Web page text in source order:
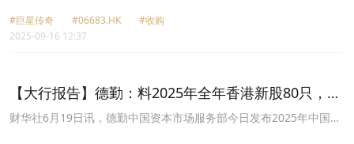
普通合伙)北京分所(转让人的管理人)订立一份股权收购协议，星创艺
同意附条件向转让人收购国家体育场有限责任公司(“目标公司”)约
人。于本公告日期，转让人的债权人已批准收购事项。目标公司主要
从事国家体育场项目的投融资、建设、运营管理(包括举行各种文化、
体育、娱乐活动)。截至本公告日期，目标公司由北京市国有资产经营
#巨星传奇 #06683.HK
#收购
2025-09-16 12:37
【大行报告】德勤：料2025年全年香港新股80只，集
资2,000亿港元
财华社6月19日讯，德勤中国资本市场服务部今日发布2025年中国内